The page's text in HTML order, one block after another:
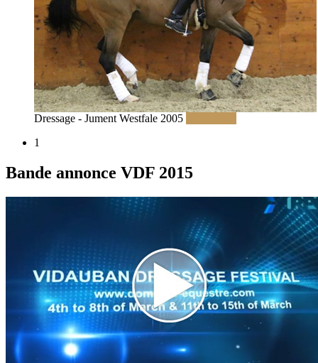
Dressage - Jument Westfale 2005
1
Bande annonce VDF 2015